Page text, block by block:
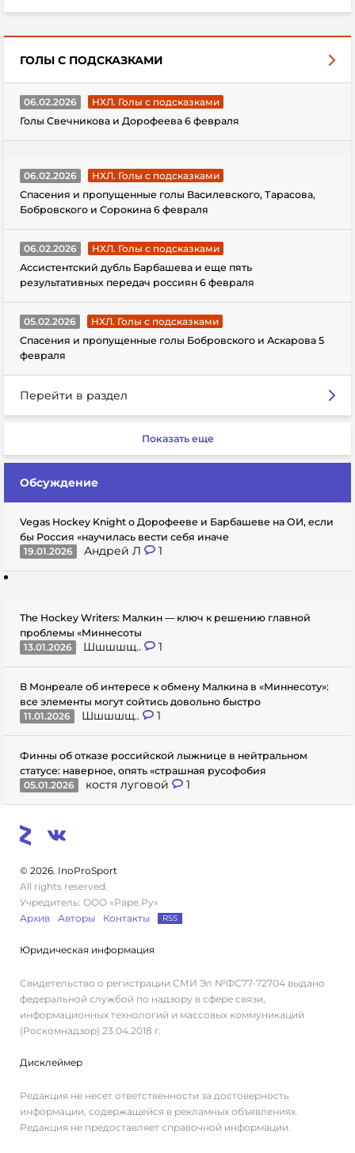
ГОЛЫ С ПОДСКАЗКАМИ
06.02.2026
НХЛ. Голы с подсказками
Голы Свечникова и Дорофеева 6 февраля
06.02.2026
НХЛ. Голы с подсказками
Спасения и пропущенные голы Василевского, Тарасова,
Бобровского и Сорокина 6 февраля
06.02.2026
НХЛ. Голы с подсказками
Ассистентский дубль Барбашева и еще пять
результативных передач россиян 6 февраля
05.02.2026
НХЛ. Голы с подсказками
Спасения и пропущенные голы Бобровского и Аскарова 5
февраля
Перейти в раздел
Показать еще
Обсуждение
Vegas Hockey Knight о Дорофееве и Барбашеве на ОИ, если
бы Россия «научилась вести себя иначе
19.01.2026
Андрей Л 1
The Hockey Writers: Малкин — ключ к решению главной
проблемы «Миннесоты
13.01.2026
Шшшшщ.. 1
В Монреале об интересе к обмену Малкина в «Миннесоту»:
все элементы могут сойтись довольно быстро
11.01.2026
Шшшшщ.. 1
Финны об отказе российской лыжнице в нейтральном
статусе: наверное, опять «страшная русофобия
05.01.2026
костя луговой 1
© 2026. InoProSport
All rights reserved.
Учредитель: ООО «Раре.Ру»
Архив
Авторы Контакты RSS
Юридическая информация
Свидетельство о регистрации СМИ Эл №ФС77-72704 выдано
федеральной службой по надзору в сфере связи,
информационных технологий и массовых коммуникаций
(Роскомнадзор) 23.04.2018 г.
Дисклеймер
Редакция не несет ответственности за достоверность
информации, содержащейся в рекламных объявлениях.
Редакция не предоставляет справочной информации.